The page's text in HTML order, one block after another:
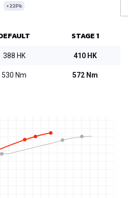
+22Pk
STAGE 1
388 HK 410 HK
530 Nm 572 Nm